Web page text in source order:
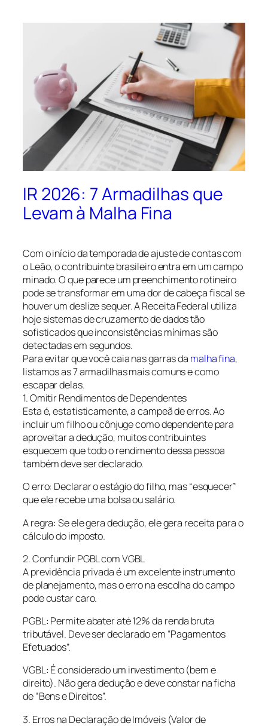
IR 2026: 7 Armadilhas que
Levam à Malha Fina
Com o início da temporada de ajuste de contas com
o Leão, o contribuinte brasileiro entra em um campo
minado. O que parece um preenchimento rotineiro
pode se transformar em uma dor de cabeça fiscal se
houver um deslize sequer. A Receita Federal utiliza
hoje sistemas de cruzamento de dados tão
sofisticados que inconsistências mínimas são
detectadas em segundos.
Para evitar que você caia nas garras da malha fina,
listamos as 7 armadilhas mais comuns e como
escapar delas.
1. Omitir Rendimentos de Dependentes
Esta é, estatisticamente, a campeã de erros. Ao
incluir um filho ou cônjuge como dependente para
aproveitar a dedução, muitos contribuintes
esquecem que todo o rendimento dessa pessoa
também deve ser declarado.
O erro: Declarar o estágio do filho, mas “esquecer”
que ele recebe uma bolsa ou salário.
A regra: Se ele gera dedução, ele gera receita para o
cálculo do imposto.
2. Confundir PGBL com VGBL
A previdência privada é um excelente instrumento
de planejamento, mas o erro na escolha do campo
pode custar caro.
PGBL: Permite abater até 12% da renda bruta
tributável. Deve ser declarado em “Pagamentos
Efetuados”.
VGBL: É considerado um investimento (bem e
direito). Não gera dedução e deve constar na ficha
de “Bens e Direitos”.
3. Erros na Declaração de Imóveis (Valor de